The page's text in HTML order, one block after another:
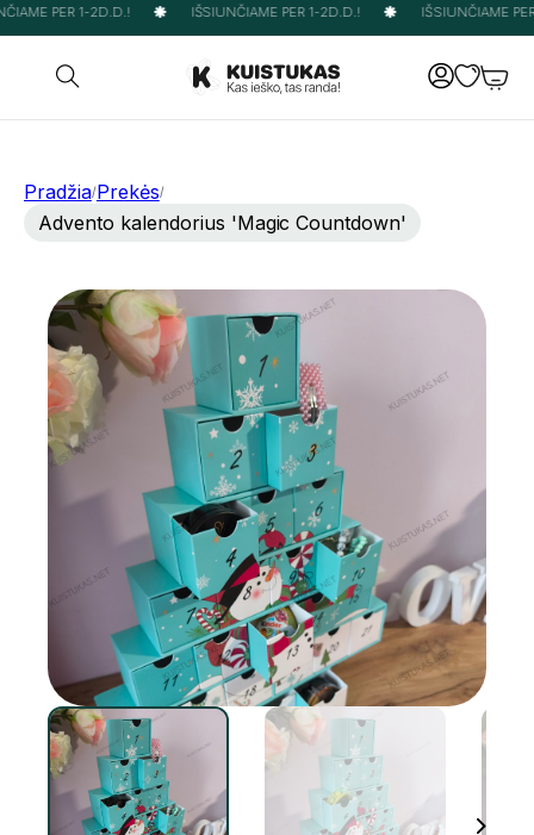
PER 1-2D.D.! IŠSIUNČIAME PER 1-2D.D.! IŠSIUNČIAME
Pradžia/Prekės/
Advento kalendorius 'Magic Countdown'